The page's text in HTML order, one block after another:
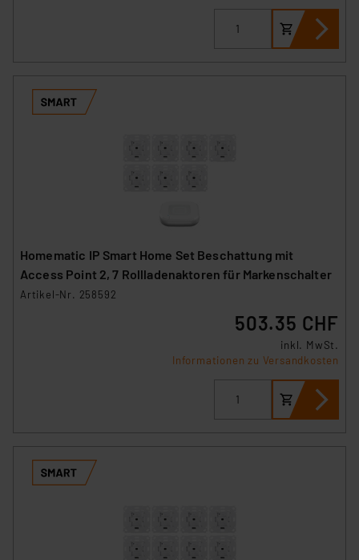
Homematic IP Smart Home Set Beschattung mit
Access Point 2, 7 Rollladenaktoren für Markenschalter
Artikel-Nr. 258592
503.35 CHF
inkl. MwSt.
Informationen zu Versandkosten